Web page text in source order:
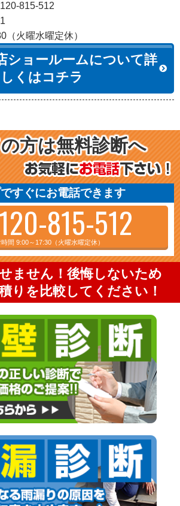
815-512
（火曜水曜定休）
ショールームについて詳
しくはコチラ
方は無料診断へ
すぐにお電話できます
815-512
間 9:00～17:30（火曜水曜定休）
ません！後悔しないため
りを比較してください！